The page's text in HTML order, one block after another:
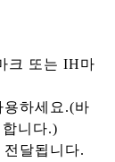
크 또는 IH마
하세요.(바
니다.)
달됩니다.